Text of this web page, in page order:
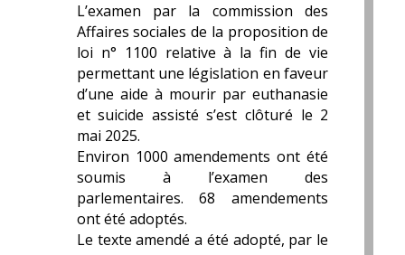
L’examen par la commission des
Affaires sociales de la proposition de
loi n° 1100 relative à la fin de vie
permettant une législation en faveur
d’une aide à mourir par euthanasie
et suicide assisté s’est clôturé le 2
mai 2025.
Environ 1000 amendements ont été
soumis à l’examen des
parlementaires. 68 amendements
ont été adoptés.
Le texte amendé a été adopté, par le